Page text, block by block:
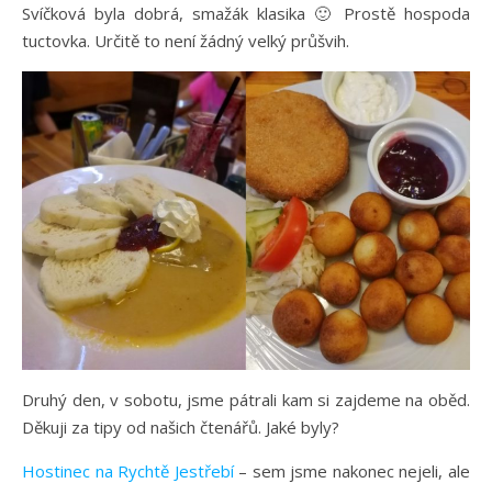
Svíčková byla dobrá, smažák klasika 🙂 Prostě hospoda
tuctovka. Určitě to není žádný velký průšvih.
Druhý den, v sobotu, jsme pátrali kam si zajdeme na oběd.
Děkuji za tipy od našich čtenářů. Jaké byly?
Hostinec na Rychtě Jestřebí– sem jsme nakonec nejeli, ale